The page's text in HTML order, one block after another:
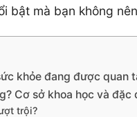
bật mà bạn không
khỏe đang được quan
Cơ sở khoa học và đặc
trội?